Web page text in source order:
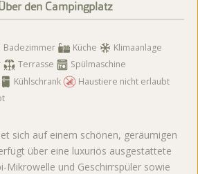
den Campingplatz
Badezimmer Küche
Klimaanlage
Terrasse
Spülmaschine
Kühlschrank
Haustiere nicht erlaubt
sich auf einem schönen, geräumigen
über eine luxuriös ausgestattete
Mikrowelle und Geschirrspüler sowie